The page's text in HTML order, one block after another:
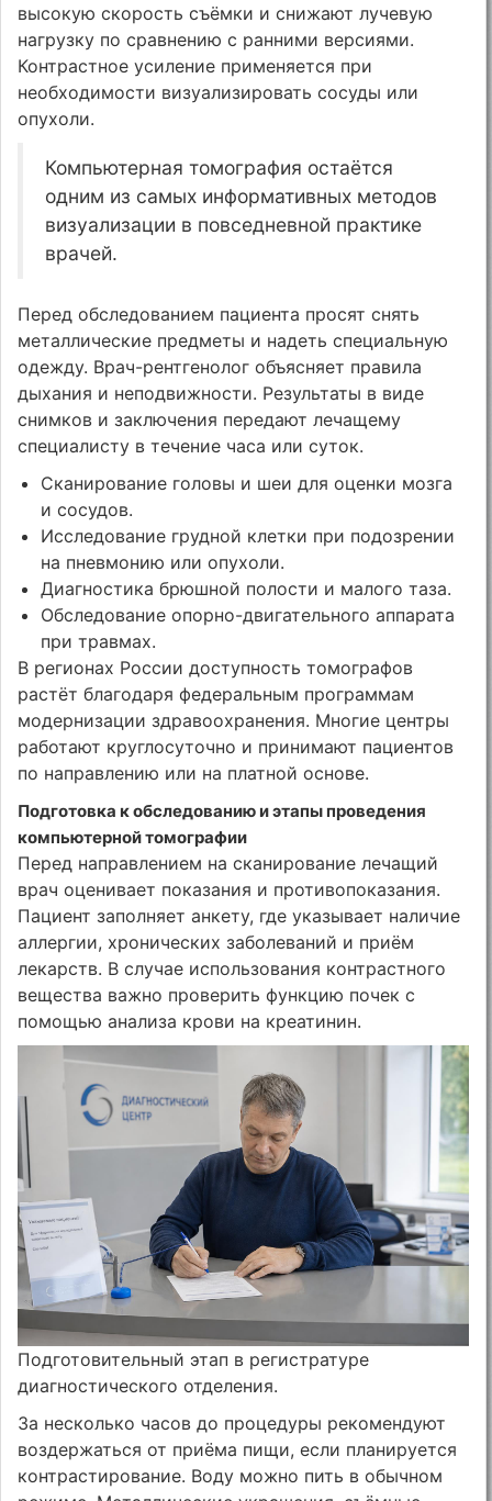
высокую скорость съёмки и снижают лучевую
нагрузку по сравнению с ранними версиями.
Контрастное усиление применяется при
необходимости визуализировать сосуды или
опухоли.
Компьютерная томография остаётся
одним из самых информативных методов
визуализации в повседневной практике
врачей.
Перед обследованием пациента просят снять
металлические предметы и надеть специальную
одежду. Врач-рентгенолог объясняет правила
дыхания и неподвижности. Результаты в виде
снимков и заключения передают лечащему
специалисту в течение часа или суток.
Сканирование головы и шеи для оценки мозга
и сосудов.
Исследование грудной клетки при подозрении
на пневмонию или опухоли.
Диагностика брюшной полости и малого таза.
Обследование опорно-двигательного аппарата
при травмах.
В регионах России доступность томографов
растёт благодаря федеральным программам
модернизации здравоохранения. Многие центры
работают круглосуточно и принимают пациентов
по направлению или на платной основе.
Подготовка к обследованию и этапы проведения
компьютерной томографии
Перед направлением на сканирование лечащий
врач оценивает показания и противопоказания.
Пациент заполняет анкету, где указывает наличие
аллергии, хронических заболеваний и приём
лекарств. В случае использования контрастного
вещества важно проверить функцию почек с
помощью анализа крови на креатинин.
Подготовительный этап в регистратуре
диагностического отделения.
За несколько часов до процедуры рекомендуют
воздержаться от приёма пищи, если планируется
контрастирование. Воду можно пить в обычном